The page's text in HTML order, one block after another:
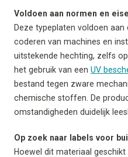
Voldoen aan normen en
Deze typeplaten voldoen
coderen van machines en
uitstekende hechting, zelfs
het gebruik van een UV
bestand tegen zware
chemische stoffen. De
omstandigheden duidelijk
Op zoek naar labels voor
Hoewel dit materiaal